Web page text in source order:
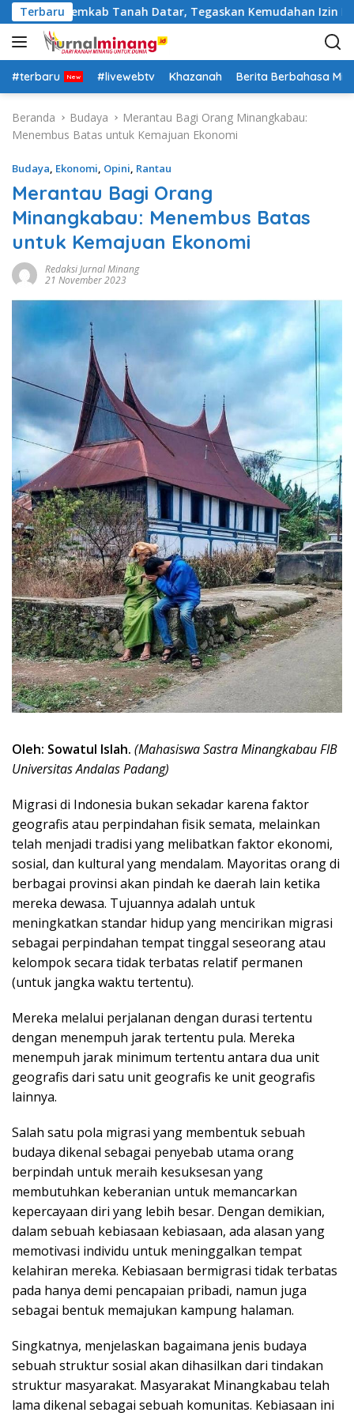
a
g
u
Terbaru
Pemkab Tanah Datar, Tegaskan Kemudahan Izin Investor
#terbaru #livewebtv Khazanah Berita Berbahasa
Beranda Budaya
Merantau Bagi Orang Minangkabau:
Menembus Batas untuk Kemajuan Ekonomi
Budaya, Ekonomi, Opini, Rantau
Merantau Bagi Orang
Minangkabau: Menembus Batas
untuk Kemajuan Ekonomi
Redaksi Jurnal Minang
21 November 2023
Oleh: Sowatul Islah. (Mahasiswa Sastra Minangkabau FIB
Universitas Andalas Padang)
Migrasi di Indonesia bukan sekadar karena faktor
geografis atau perpindahan fisik semata, melainkan
telah menjadi tradisi yang melibatkan faktor ekonomi,
sosial, dan kultural yang mendalam. Mayoritas orang di
berbagai provinsi akan pindah ke daerah lain ketika
mereka dewasa. Tujuannya adalah untuk
meningkatkan standar hidup yang mencirikan migrasi
sebagai perpindahan tempat tinggal seseorang atau
kelompok secara tidak terbatas relatif permanen
(untuk jangka waktu tertentu).
Mereka melalui perjalanan dengan durasi tertentu
dengan menempuh jarak tertentu pula. Mereka
menempuh jarak minimum tertentu antara dua unit
geografis dari satu unit geografis ke unit geografis
lainnya.
Salah satu pola migrasi yang membentuk sebuah
budaya dikenal sebagai penyebab utama orang
berpindah untuk meraih kesuksesan yang
membutuhkan keberanian untuk memancarkan
kepercayaan diri yang lebih besar. Dengan demikian,
dalam sebuah kebiasaan kebiasaan, ada alasan yang
memotivasi individu untuk meninggalkan tempat
kelahiran mereka. Kebiasaan bermigrasi tidak terbatas
pada hanya demi pencapaian pribadi, namun juga
sebagai bentuk memajukan kampung halaman.
Singkatnya, menjelaskan bagaimana jenis budaya
sebuah struktur sosial akan dihasilkan dari tindakan
struktur masyarakat. Masyarakat Minangkabau telah
lama dikenal sebagai sebuah komunitas. Kebiasaan ini